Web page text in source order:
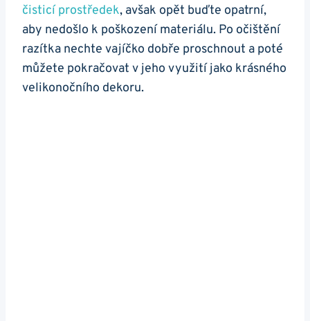
čisticí prostředek, avšak opět buďte opatrní,
aby nedošlo k poškození materiálu. Po očištění
razítka nechte vajíčko dobře proschnout a poté
můžete pokračovat v jeho využití jako krásného
velikonočního dekoru.